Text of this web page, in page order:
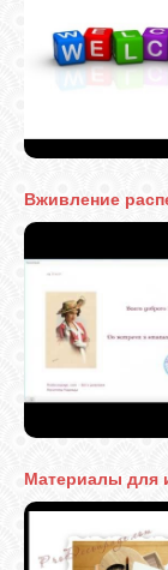
Вживление
Материалы для